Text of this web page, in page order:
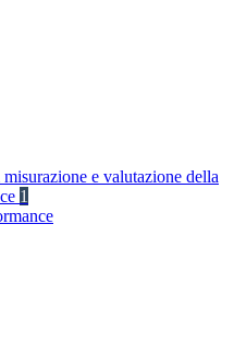
misurazione e valutazione della
1